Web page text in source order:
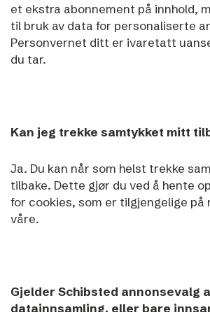
et ekstra abonnement på innhold,
til bruk av data for personaliserte
Personvernet ditt er ivaretatt
du tar.
Kan jeg trekke samtykket mitt
Ja. Du kan når som helst trekke
tilbake. Dette gjør du ved å hente
for cookies, som er tilgjengelige
våre.
Gjelder Schibsted annonsevalg
datainnsamling, eller bare